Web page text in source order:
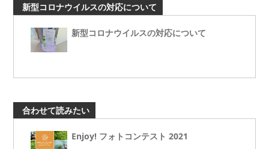
新型コロナウイルスの対応について
新型コロナウイルスの対応について
合わせて読みたい
Enjoy! フォトコンテスト 2021